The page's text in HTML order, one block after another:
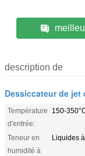
description de
Dessiccateur de jet
Température
d'entrée:
150-
Teneur en
humidité à
Liquides